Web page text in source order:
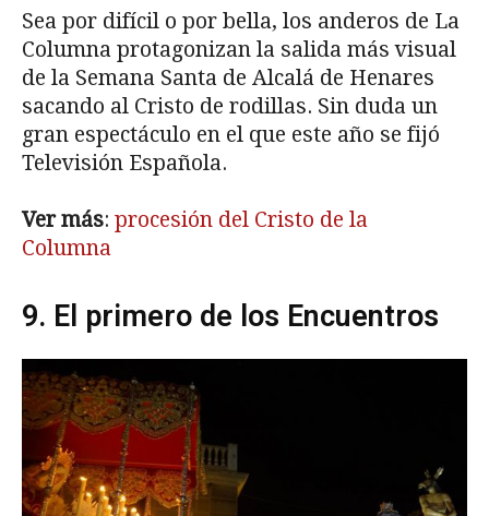
Sea por difícil o por bella, los anderos de La
Columna protagonizan la salida más visual
de la Semana Santa de Alcalá de Henares
sacando al Cristo de rodillas. Sin duda un
gran espectáculo en el que este año se fijó
Televisión Española.
Ver más: procesión del Cristo de la
Columna
9. El primero de los Encuentros